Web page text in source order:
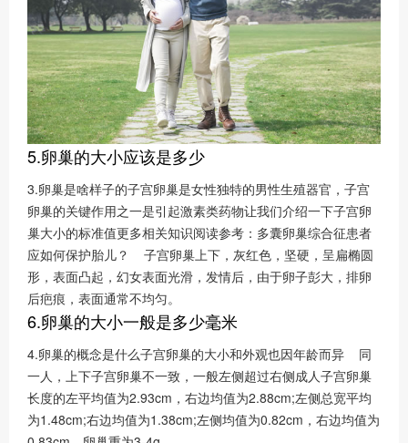
5.卵巢的大小应该是多少
3.卵巢是啥样子的子宫卵巢是女性独特的男性生殖器官，子宫
卵巢的关键作用之一是引起激素类药物让我们介绍一下子宫卵
巢大小的标准值更多相关知识阅读参考：多囊卵巢综合征患者
应如何保护胎儿？ 子宫卵巢上下，灰红色，坚硬，呈扁椭圆
形，表面凸起，幻女表面光滑，发情后，由于卵子彭大，排卵
后疤痕，表面通常不均匀。
6.卵巢的大小一般是多少毫米
4.卵巢的概念是什么子宫卵巢的大小和外观也因年龄而异 同
一人，上下子宫卵巢不一致，一般左侧超过右侧成人子宫卵巢
长度的左平均值为2.93cm，右边均值为2.88cm;左侧总宽平均
为1.48cm;右边均值为1.38cm;左侧均值为0.82cm，右边均值为